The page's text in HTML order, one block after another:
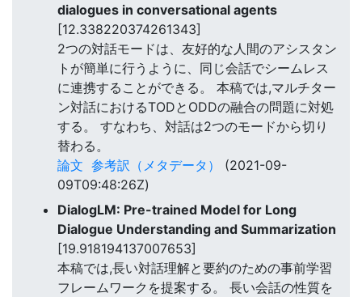
dialogues in conversational agents
[12.338220374261343]
2つの対話モードは、友好的な人間のアシスタン
トが簡単に行うように、同じ会話でシームレス
に連携することができる。 本稿では,マルチター
ン対話におけるTODとODDの融合の問題に対処
する。 すなわち、対話は2つのモードから切り
替わる。
論文 参考訳（メタデータ）
(2021-09-
09T09:48:26Z)
DialogLM: Pre-trained Model for Long
Dialogue Understanding and Summarization
[19.918194137007653]
本稿では,長い対話理解と要約のための事前学習
フレームワークを提案する。 長い会話の性質を